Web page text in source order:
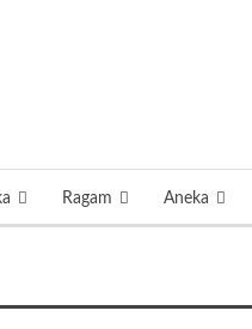
Ragam Aneka